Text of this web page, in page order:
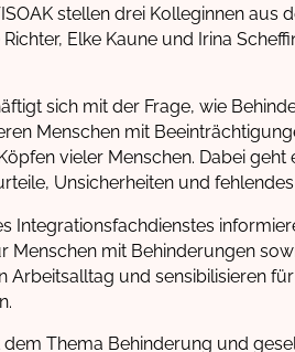
stellen drei Kolleginnen
Elke Kaune und Irina
sich mit der Frage, wie
Menschen mit
vieler Menschen. Dabei
Unsicherheiten und
Integrationsfachdienstes
Menschen mit Behinderungen
Arbeitsalltag und sensibilisieren
Thema Behinderung und